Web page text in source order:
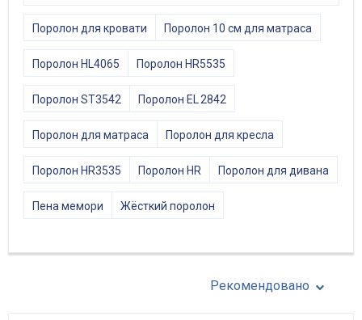
Поролон для кровати Поролон 10 см для матраса
Поролон HL4065 Поролон HR5535
Поролон ST3542 Поролон EL 2842
Поролон для матраса Поролон для кресла
Поролон HR3535 Поролон HR Поролон для дивана
Пена мемори Жёсткий поролон
Рекомендовано